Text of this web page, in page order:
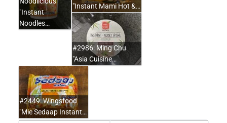
"Instant
Noodles…
"Instant Mami Hot &…
#2986: Ming Chu
"Asia Cuisine…
#2449: Wingsfood
"Mie Sedaap Instant…